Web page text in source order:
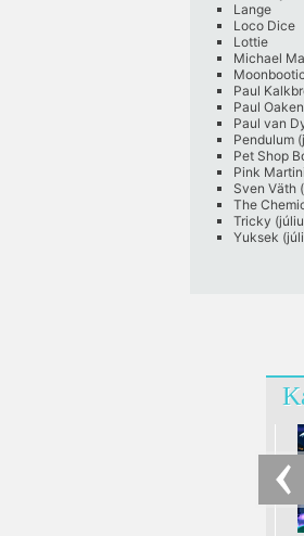
Lange
Loco Dice
Lottie
Michael
Paul
Paul
Paul van
Pendulum
Pet Shop
Pink Martini
Sven Väth
The
Tricky
Yuksek